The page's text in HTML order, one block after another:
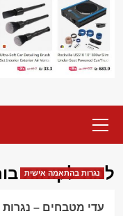
Menu
למה לקוחות
נגרות בהתאמה אישית
עדי מטבחים –